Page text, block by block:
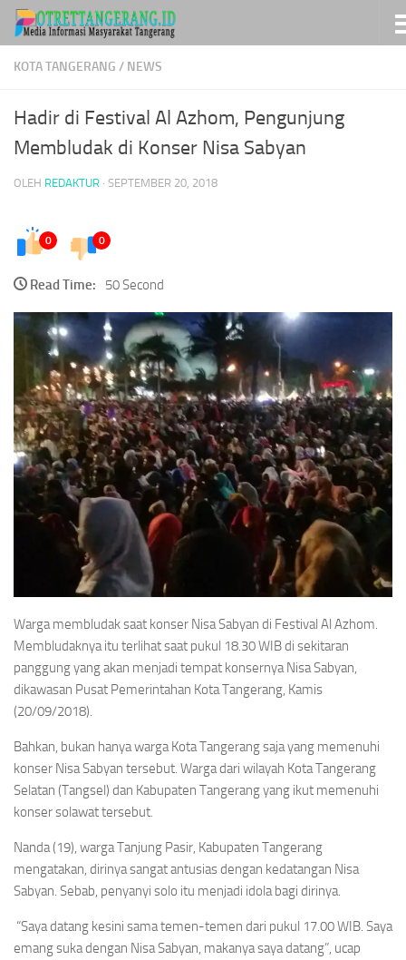
Skip to content
KOTA TANGERANG / NEWS
Hadir di Festival Al Azhom, Pengunjung
Membludak di Konser Nisa Sabyan
OLEH REDAKTUR · SEPTEMBER 20, 2018
0 0
Read Time: 50 Second
Warga membludak saat konser Nisa Sabyan di Festival Al Azhom.
Membludaknya itu terlihat saat pukul 18.30 WIB di sekitaran
panggung yang akan menjadi tempat konsernya Nisa Sabyan,
dikawasan Pusat Pemerintahan Kota Tangerang, Kamis
(20/09/2018).
Bahkan, bukan hanya warga Kota Tangerang saja yang memenuhi
konser Nisa Sabyan tersebut. Warga dari wilayah Kota Tangerang
Selatan (Tangsel) dan Kabupaten Tangerang yang ikut memenuhi
konser solawat tersebut.
Nanda (19), warga Tanjung Pasir, Kabupaten Tangerang
mengatakan, dirinya sangat antusias dengan kedatangan Nisa
Sabyan. Sebab, penyanyi solo itu menjadi idola bagi dirinya.
“Saya datang kesini sama temen-temen dari pukul 17.00 WIB. Saya
emang suka dengan Nisa Sabyan, makanya saya datang”, ucap